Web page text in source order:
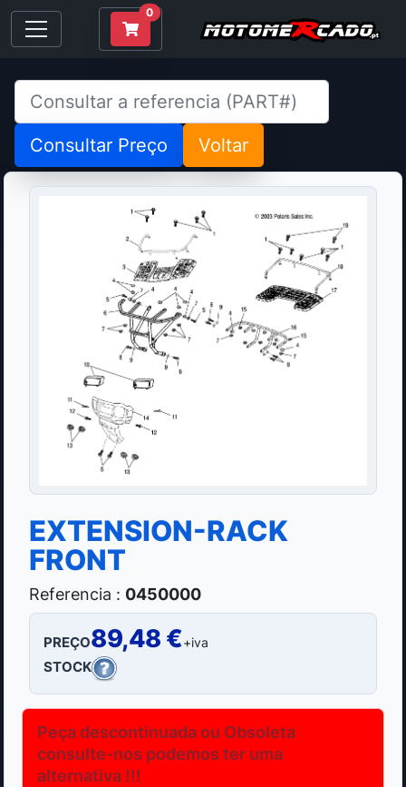
0
Consultar Preço Voltar
EXTENSION-RACK
FRONT
Referencia : 0450000
PREÇO89,48 €+iva
STOCK
Peça descontinuada ou Obsoleta
consulte-nos podemos ter uma
alternativa !!!